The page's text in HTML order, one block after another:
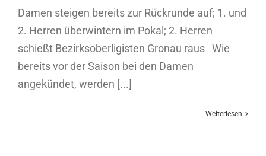
Damen steigen bereits zur Rückrunde auf; 1. und
2. Herren überwintern im Pokal; 2. Herren
schießt Bezirksoberligisten Gronau raus Wie
bereits vor der Saison bei den Damen
angekündet, werden [...]
Weiterlesen